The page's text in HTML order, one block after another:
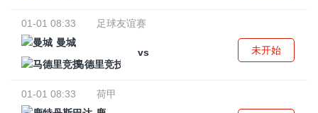
01-01 08:33
足球友谊赛
曼城
vs
马德里竞技
未开始
01-01 08:33
荷甲